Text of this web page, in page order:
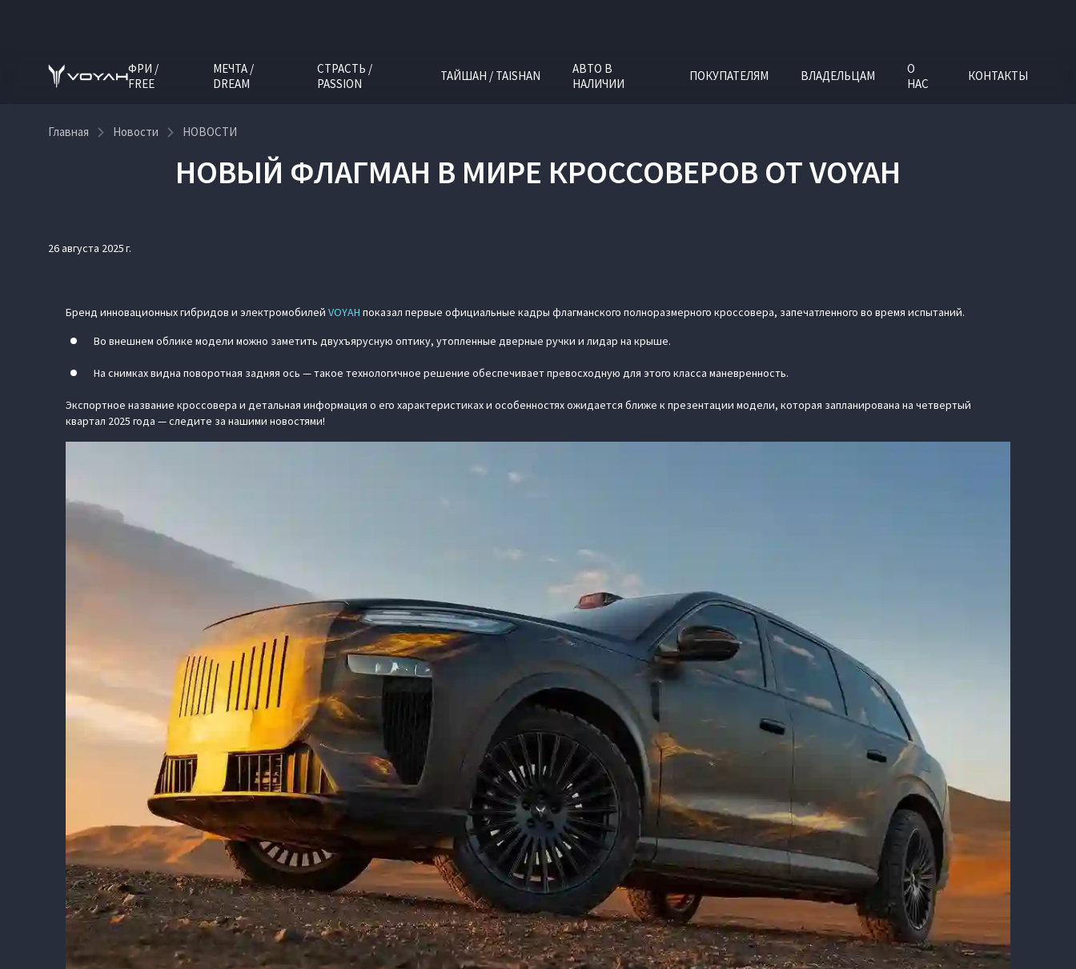
ФРИ /
FREE
МЕЧТА /
DREAM
СТРАСТЬ /
PASSION
ТАЙШАН / TAISHAN
АВТО В
НАЛИЧИИ
ПОКУПАТЕЛЯМ ВЛАДЕЛЬЦАМ
О
НАС
КОНТАКТЫ
Главная Новости НОВОСТИ
НОВЫЙ ФЛАГМАН В МИРЕ КРОССОВЕРОВ ОТ VOYAH
26 августа 2025 г.
Бренд инновационных гибридов и электромобилей VOYAH показал первые официальные кадры флагманского полноразмерного кроссовера, запечатленного во время испытаний.
Во внешнем облике модели можно заметить двухъярусную оптику, утопленные дверные ручки и лидар на крыше.
На снимках видна поворотная задняя ось — такое технологичное решение обеспечивает превосходную для этого класса маневренность.
Экспортное название кроссовера и детальная информация о его характеристиках и особенностях ожидается ближе к презентации модели, которая запланирована на четвертый
квартал 2025 года — следите за нашими новостями!